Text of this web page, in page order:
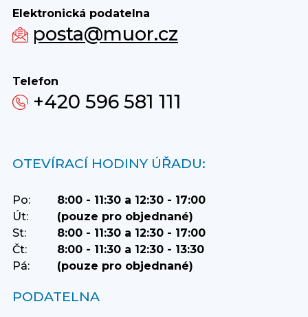
Elektronická podatelna
posta@muor.cz
Telefon
+420 596 581 111
OTEVÍRACÍ HODINY ÚŘADU:
Po:
8:00 - 11:30 a 12:30 - 17:00
Út:
(pouze pro objednané)
St:
8:00 - 11:30 a 12:30 - 17:00
Čt:
8:00 - 11:30 a 12:30 - 13:30
Pá:
(pouze pro objednané)
PODATELNA